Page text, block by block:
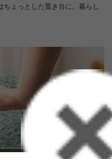
ちょっとした置き台に。暮らし